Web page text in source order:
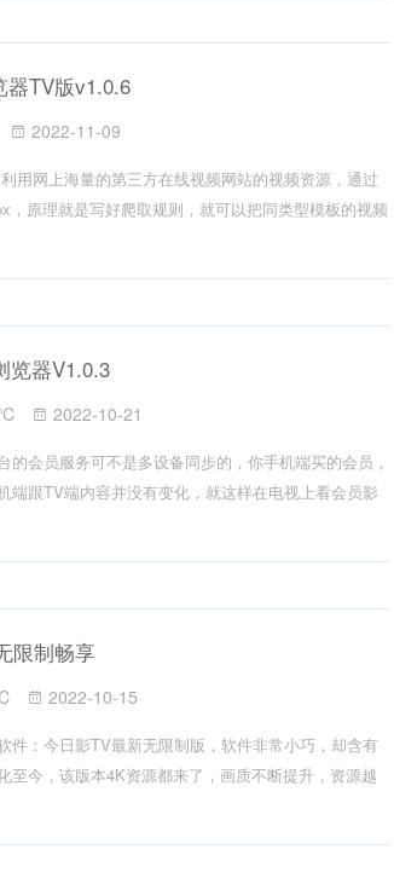
器TV版v1.0.6
2022-11-09
用网上海量的第三方在线视频网站的视频资源，通过
原理就是写好爬取规则，就可以把同类型模板的视频
览器V1.0.3
℃ 2022-10-21
会员服务可不是多设备同步的，你手机端买的会员，
端跟TV端内容并没有变化，就这样在电视上看会员影
限制畅享
2022-10-15
件：今日影TV最新无限制版，软件非常小巧，却含有
今，该版本4K资源都来了，画质不断提升，资源越